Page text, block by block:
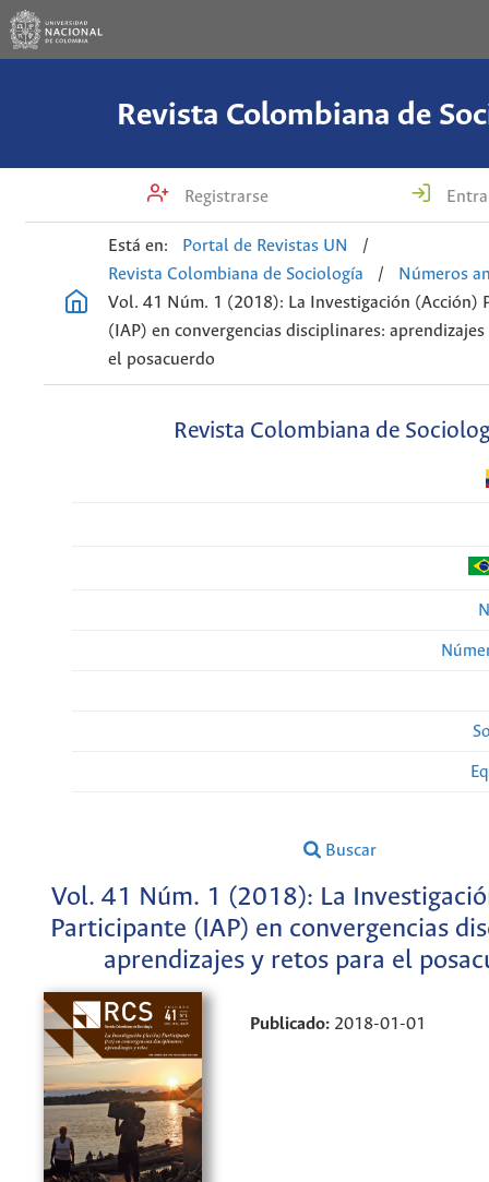
Revista Colombiana de
Registrarse
Está en: Portal de Revistas UN
/
Revista Colombiana de Sociología
/
Números
Vol. 41 Núm. 1 (2018): La Investigación (Acción)
(IAP) en convergencias disciplinares:
el posacuerdo
Revista Colombiana de
Buscar
Vol. 41 Núm. 1 (2018): La
Participante (IAP) en convergencias
aprendizajes y retos para el
Publicado: 2018-01-01